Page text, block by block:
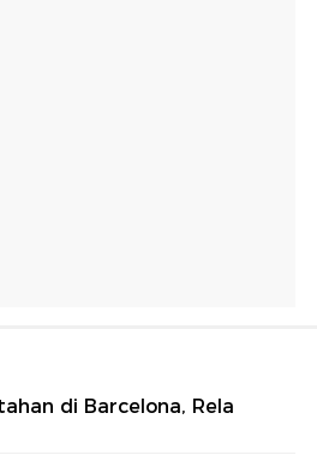
di Barcelona, Rela